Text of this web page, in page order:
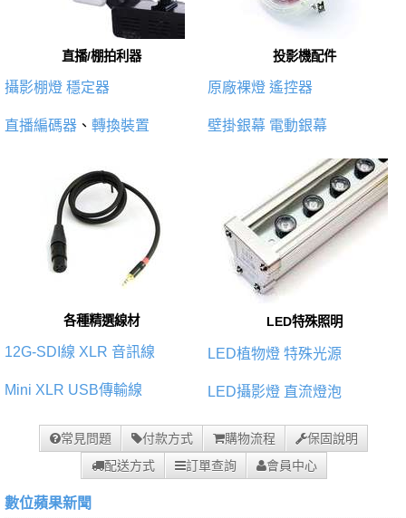
直播/棚拍利器
攝影棚燈 穩定器
直播編碼器 、 轉換裝置
投影機配件
原廠裸燈 遙控器
壁掛銀幕 電動銀幕
各種精選線材
12G-SDI線 XLR 音訊線
Mini XLR USB傳輸線
LED特殊照明
LED植物燈 特殊光源
LED攝影燈 直流燈泡
常見問題 付款方式 購物流程
保固說明
配送方式
訂單查詢 會員中心
數位蘋果新聞